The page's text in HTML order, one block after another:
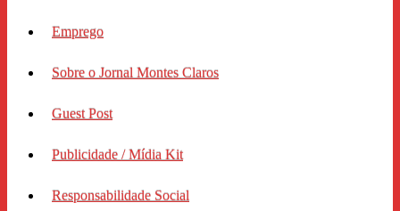
Emprego
Sobre o Jornal Montes Claros
Guest Post
Publicidade / Mídia Kit
Responsabilidade Social